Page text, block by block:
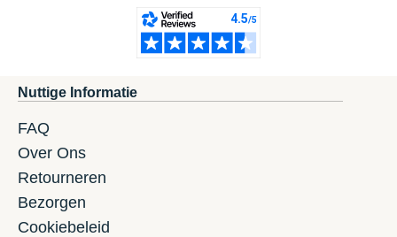
Nuttige Informatie
FAQ
Over Ons
Retourneren
Bezorgen
Cookiebeleid